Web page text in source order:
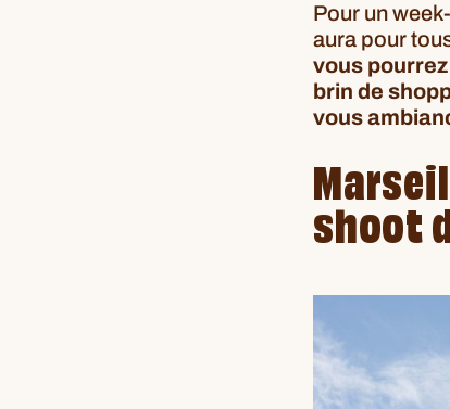
Pour un
aura pour
vous
brin de
vous
shoot